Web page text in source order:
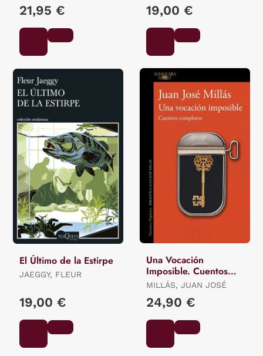
OZAKI, YEI THEODORA /
21,95 € 19,00 €
El Último de la Estirpe
JAEGGY, FLEUR
19,00 €
Una Vocación
Imposible. Cuentos
Completos
MILLÁS, JUAN JOSÉ
24,90 €